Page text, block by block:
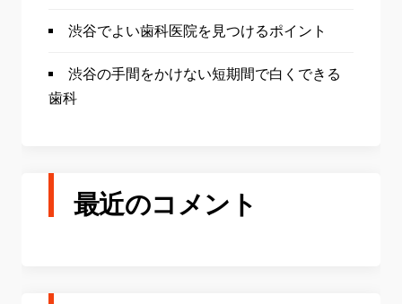
渋谷でよい歯科医院を見つけるポイント
渋谷の手間をかけない短期間で白くできる
歯科
最近のコメント